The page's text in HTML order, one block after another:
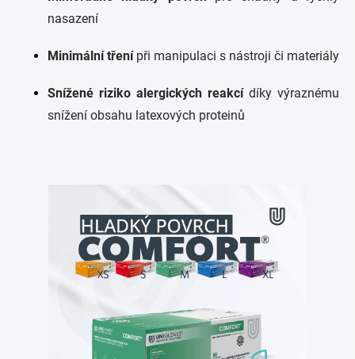
nasazení
Minimální třenípři manipulaci s nástroji či materiály
Snížené riziko alergických reakcídíky výraznému
snížení obsahu latexových proteinů